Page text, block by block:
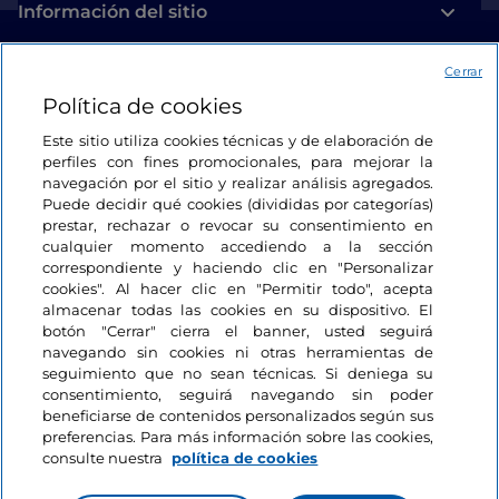
sofisticada experiencia en un antiguo monasterio,
mientras que, para disfrutar de una gastronomía
excelente, está el restauranteGuido da Costigliole
ubicado en las antiguas bodegas del monasterio con
una atmósfera muy cálida y encantadora. Encanto
que en verano se puede encontrar en la espléndida
terraza, con vistas a la cocina, a las Langhe y hasta los
Alpes. Donde termina Santo Stefano comienza
Canelli: los dos municipios se dividen las glorias del
vino Moscato y a menudo se mencionan juntos. Aquí
se encuentra uno de los restaurantes más famosos y
conocidos de la región, el
San Marco
, con un menú
que rinde homenaje a la riqueza gastronómica del
territorio de la mejor manera.
Información del sitio
Acceso
Estamos en contacto
Política de cookies
Este sitio utiliza cookies técnicas y de elaboración de
perfiles con fines promocionales, para mejorar la
navegación por el sitio y realizar análisis agregados.
Puede decidir qué cookies (divididas por categorías)
prestar, rechazar o revocar su consentimiento en
cualquier momento accediendo a la sección
correspondiente y haciendo clic en "Personalizar
cookies". Al hacer clic en "Permitir todo", acepta
almacenar todas las cookies en su dispositivo. El
botón "Cerrar" cierra el banner, usted seguirá
navegando sin cookies ni otras herramientas de
seguimiento que no sean técnicas. Si deniega su
consentimiento, seguirá navegando sin poder
beneficiarse de contenidos personalizados según sus
preferencias. Para más información sobre las cookies,
consulte nuestra
política de cookies
Cerrar